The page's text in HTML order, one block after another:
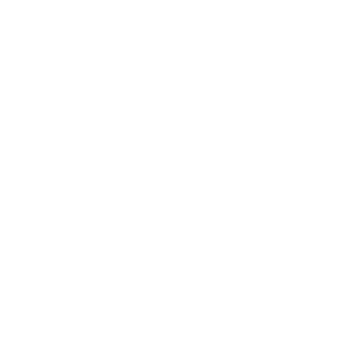
です。
ありません。
です。
ず変更すること